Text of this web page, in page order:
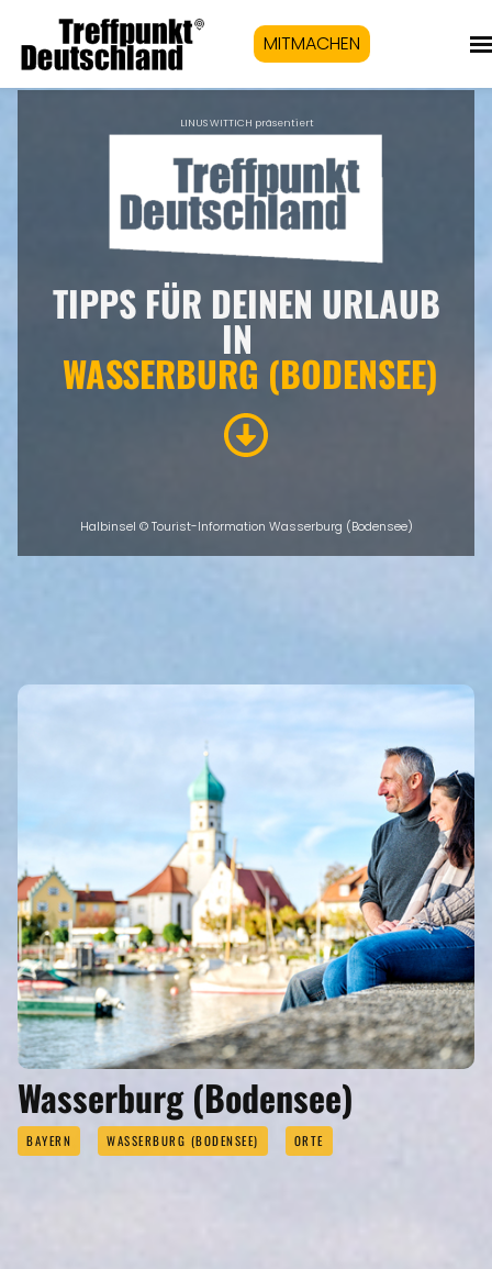
MITMACHEN
LINUS WITTICH präsentiert
TIPPS FÜR DEINEN URLAUB
IN
WASSERBURG (BODENSEE)
Halbinsel © Tourist-Information Wasserburg (Bodensee)
Wasserburg (Bodensee)
BAYERN WASSERBURG (BODENSEE) ORTE